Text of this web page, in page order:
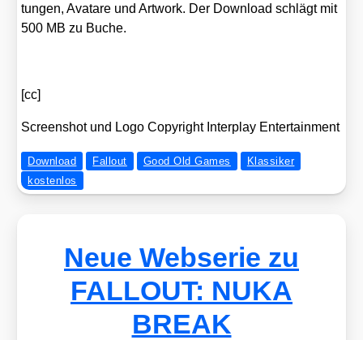
tun­gen, Ava­tare und Art­work. Der Down­load schlägt mit
500 MB zu Buche.
[cc]
Screen­shot und Logo Copy­right Inter­play Enter­tain­ment
Download Fallout Good Old Games
Klassiker
kostenlos
Neue Webserie zu
FALLOUT: NUKA
BREAK